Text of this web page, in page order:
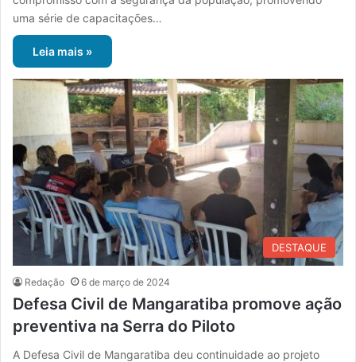
uma série de capacitações…
Leia mais »
DESTAQUE
Redação 6 de março de 2024
Defesa Civil de Mangaratiba promove ação
preventiva na Serra do Piloto
A Defesa Civil de Mangaratiba deu continuidade ao projeto